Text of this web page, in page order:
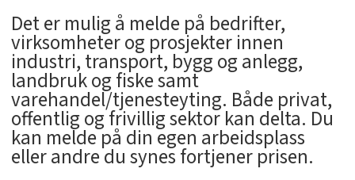
Det er mulig å melde på bedrifter,
virksomheter og prosjekter innen
industri, transport, bygg og anlegg,
landbruk og fiske samt
varehandel/tjenesteyting. Både privat,
offentlig og frivillig sektor kan delta. Du
kan melde på din egen arbeidsplass
eller andre du synes fortjener prisen.